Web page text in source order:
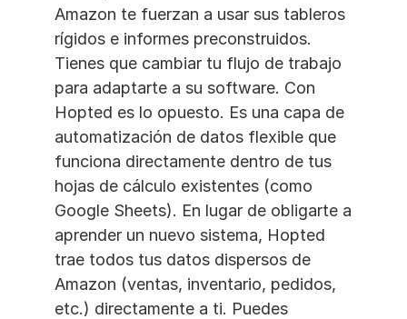
Amazon te fuerzan a usar sus tableros
rígidos e informes preconstruidos.
Tienes que cambiar tu flujo de trabajo
para adaptarte a su software. Con
Hopted es lo opuesto. Es una capa de
automatización de datos flexible que
funciona directamente dentro de tus
hojas de cálculo existentes (como
Google Sheets). En lugar de obligarte a
aprender un nuevo sistema, Hopted
trae todos tus datos dispersos de
Amazon (ventas, inventario, pedidos,
etc.) directamente a ti. Puedes